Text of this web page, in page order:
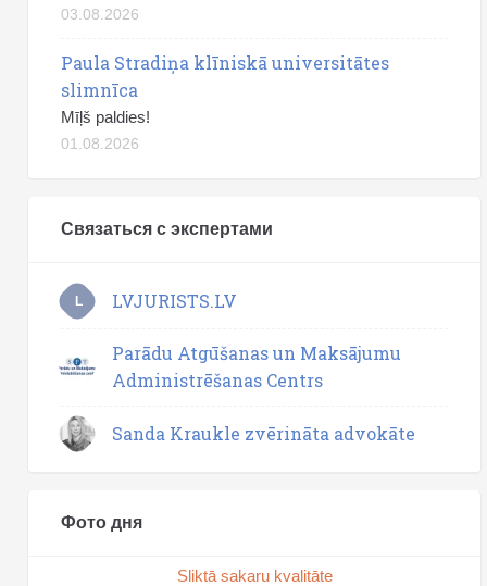
03.08.2026
Paula Stradiņa klīniskā universitātes
slimnīca
Mīļš paldies!
01.08.2026
Связаться с экспертами
L LVJURISTS.LV
Parādu Atgūšanas un Maksājumu
Administrēšanas Centrs
Sanda Kraukle zvērināta advokāte
Фото дня
Sliktā sakaru kvalitāte